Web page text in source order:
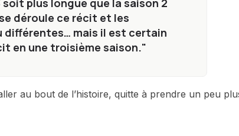
plus longue que la saison 2
déroule ce récit et les
différentes… mais il est certain
en une troisième saison."
au bout de l’histoire, quitte à prendre un peu